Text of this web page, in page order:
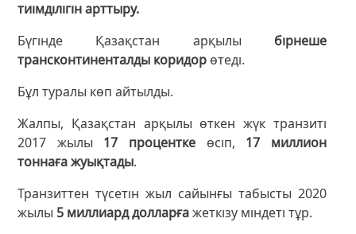
тиімділігін арттыру.
Бүгінде Қазақстан арқылы бірнеше
трансконтиненталды коридор өтеді.
Бұл туралы көп айтылды.
Жалпы, Қазақстан арқылы өткен жүк транзиті
2017 жылы 17 проценткеөсіп, 17 миллион
тоннаға жуықтады.
Транзиттен түсетін жыл сайынғы табысты 2020
жылы 5 миллиард долларғажеткізу міндеті тұр.